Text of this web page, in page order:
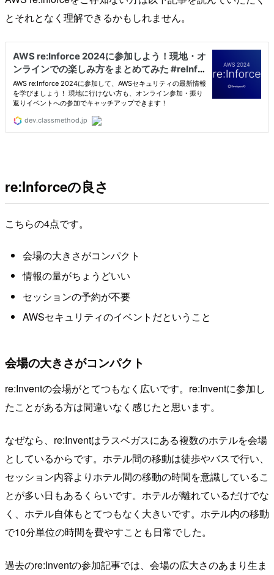
とそれとなく理解できるかもしれません。
re:Inforceの良さ
こちらの4点です。
会場の大きさがコンパクト
情報の量がちょうどいい
セッションの予約が不要
AWSセキュリティのイベントだということ
会場の大きさがコンパクト
re:Inventの会場がとてつもなく広いです。re:Inventに参加し
たことがある方は間違いなく感じたと思います。
なぜなら、re:Inventはラスベガスにある複数のホテルを会場
としているからです。ホテル間の移動は徒歩やバスで行い、
セッション内容よりホテル間の移動の時間を意識しているこ
とが多い日もあるくらいです。ホテルが離れているだけでな
く、ホテル自体もとてつもなく大きいです。ホテル内の移動
で10分単位の時間を費やすことも日常でした。
過去のre:Inventの参加記事では、会場の広大さのあまり生ま